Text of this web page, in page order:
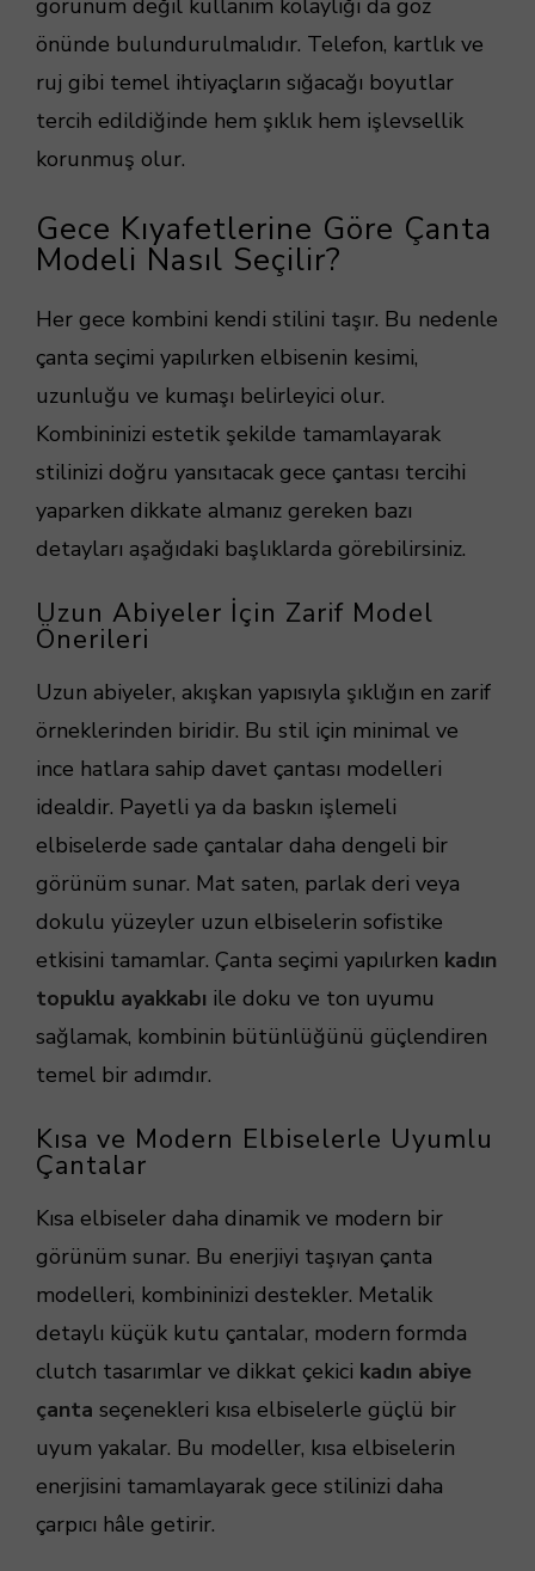
önünde bulundurulmalıdır. Telefon, kartlık ve
ruj gibi temel ihtiyaçların sığacağı boyutlar
tercih edildiğinde hem şıklık hem işlevsellik
korunmuş olur.
Gece Kıyafetlerine Göre Çanta
Modeli Nasıl Seçilir?
Her gece kombini kendi stilini taşır. Bu nedenle
çanta seçimi yapılırken elbisenin kesimi,
uzunluğu ve kumaşı belirleyici olur.
Kombininizi estetik şekilde tamamlayarak
stilinizi doğru yansıtacak gece çantası tercihi
yaparken dikkate almanız gereken bazı
detayları aşağıdaki başlıklarda görebilirsiniz.
Uzun Abiyeler İçin Zarif Model
Önerileri
Uzun abiyeler, akışkan yapısıyla şıklığın en zarif
örneklerinden biridir. Bu stil için minimal ve
ince hatlara sahip davet çantası modelleri
idealdir. Payetli ya da baskın işlemeli
elbiselerde sade çantalar daha dengeli bir
görünüm sunar. Mat saten, parlak deri veya
dokulu yüzeyler uzun elbiselerin sofistike
etkisini tamamlar. Çanta seçimi yapılırken kadın
topuklu ayakkabı ile doku ve ton uyumu
sağlamak, kombinin bütünlüğünü güçlendiren
temel bir adımdır.
Kısa ve Modern Elbiselerle Uyumlu
Çantalar
Kısa elbiseler daha dinamik ve modern bir
görünüm sunar. Bu enerjiyi taşıyan çanta
modelleri, kombininizi destekler. Metalik
detaylı küçük kutu çantalar, modern formda
clutch tasarımlar ve dikkat çekici kadın abiye
çanta seçenekleri kısa elbiselerle güçlü bir
uyum yakalar. Bu modeller, kısa elbiselerin
enerjisini tamamlayarak gece stilinizi daha
çarpıcı hâle getirir.